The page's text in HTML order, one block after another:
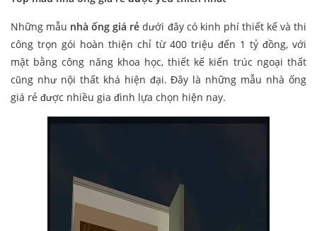
Những mẫu nhà ống giá rẻ dưới đây có kinh phí thiết kế và thi
công trọn gói hoàn thiện chỉ từ 400 triệu đến 1 tỷ đồng, với
mặt bằng công năng khoa học, thiết kế kiến trúc ngoại thất
cũng như nội thất khá hiện đại. Đây là những mẫu nhà ống
giá rẻ được nhiều gia đình lựa chọn hiện nay.